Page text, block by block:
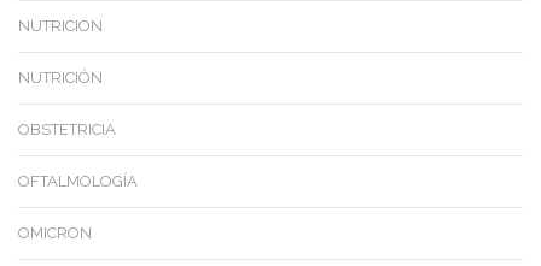
NUTRICION
NUTRICIÓN
OBSTETRICIA
OFTALMOLOGÍA
OMICRON